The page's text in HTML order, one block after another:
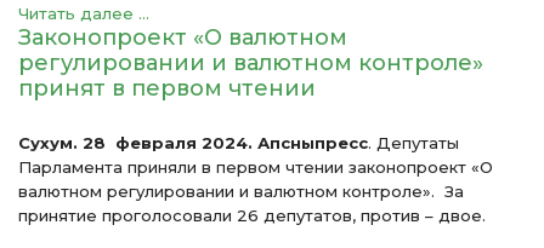
Читать далее ...
Законопроект «О валютном
регулировании и валютном контроле»
принят в первом чтении
Сухум. 28 февраля 2024. Апсныпресс. Депутаты
Парламента приняли в первом чтении законопроект «О
валютном регулировании и валютном контроле». За
принятие проголосовали 26 депутатов, против – двое.